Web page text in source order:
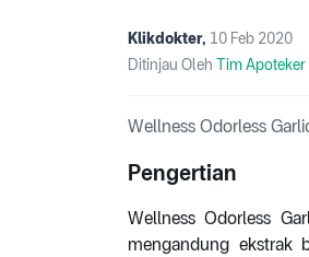
Klikdokter, 10 Feb 2020
Ditinjau Oleh Tim
Wellness Odorless
Pengertian
Wellness Odorless
mengandung ekstrak